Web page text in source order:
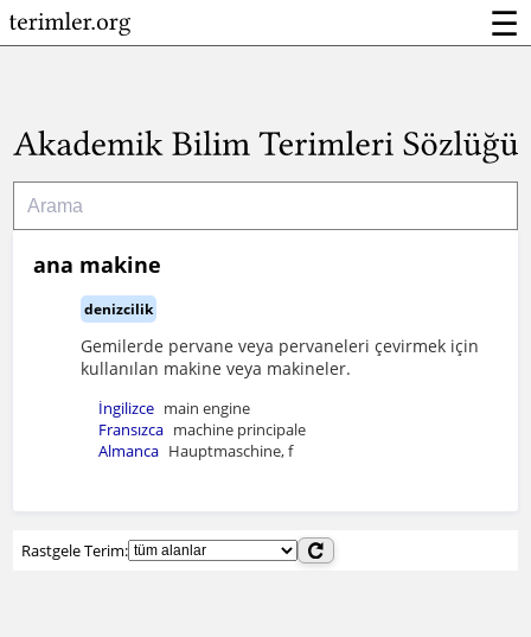
☰
ana makine
denizcilik
Gemilerde pervane veya pervaneleri çevirmek için
kullanılan makine veya makineler.
İngilizce main engine
Fransızca machine principale
Almanca Hauptmaschine, f
Rastgele Terim: